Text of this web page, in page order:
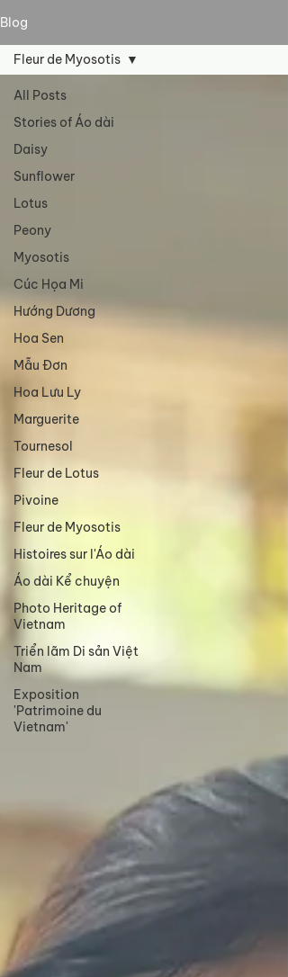
Blog
All Posts
Stories of Áo dài
Daisy
Sunflower
Lotus
Peony
Myosotis
Cúc Họa Mi
Hướng Dương
Hoa Sen
Mẫu Đơn
Hoa Lưu Ly
Marguerite
Tournesol
Fleur de Lotus
Pivoine
Fleur de Myosotis
Histoires sur l'Áo dài
Áo dài Kể chuyện
Photo Heritage of
Vietnam
Triển lãm Di sản Việt
Nam
Exposition
'Patrimoine du
Vietnam'
Fleur de Myosotis